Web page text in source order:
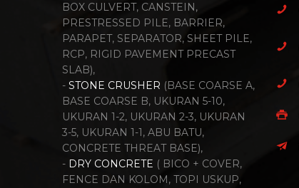
BOX CULVERT, CANSTEIN,
PRESTRESSED PILE, BARRIER,
PARAPET, SEPARATOR, SHEET PILE,
RCP, RIGID PAVEMENT PRECAST
SLAB),
- STONE CRUSHER (BASE COARSE A,
BASE COARSE B, UKURAN 5-10,
UKURAN 1-2, UKURAN 2-3, UKURAN
3-5, UKURAN 1-1, ABU BATU,
CONCRETE THREAT BASE),
- DRY CONCRETE ( BICO + COVER,
FENCE DAN KOLOM, TOPI USKUP,